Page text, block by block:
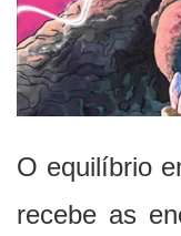
O equilíbrio
recebe as